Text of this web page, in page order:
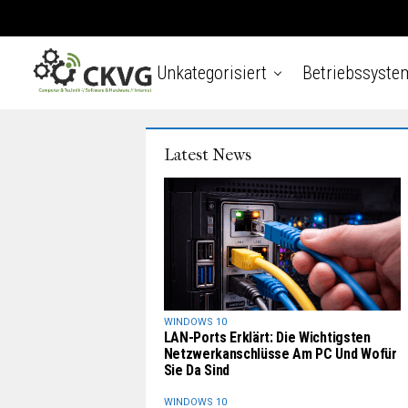
Unkategorisiert
Latest News
WINDOWS 10
LAN-Ports Erklärt: Die Wichtigsten
Netzwerkanschlüsse Am PC Und Wofür
Sie Da Sind
WINDOWS 10